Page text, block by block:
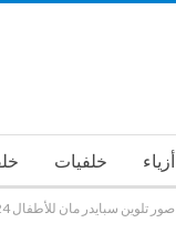
أزياء خلفيات
صور تلوين سبايدر مان للأطفال 2024